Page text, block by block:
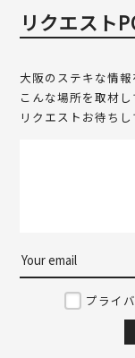
リクエスト
大阪のステキな情報
こんな場所を取材
リクエストお待ちし
プライ